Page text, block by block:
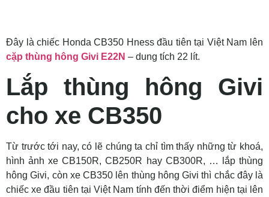
Đây là chiếc Honda CB350 Hness đầu tiên tại Việt Nam lên
cặp thùng hông Givi E22N – dung tích 22 lít.
Lắp thùng hông Givi
cho xe CB350
Từ trước tới nay, có lẽ chúng ta chỉ tìm thấy những từ khoá,
hình ảnh xe CB150R, CB250R hay CB300R, … lắp thùng
hông Givi, còn xe CB350 lên thùng hông Givi thì chắc đây là
chiếc xe đầu tiên tại Việt Nam tính đến thời điểm hiện tại lên